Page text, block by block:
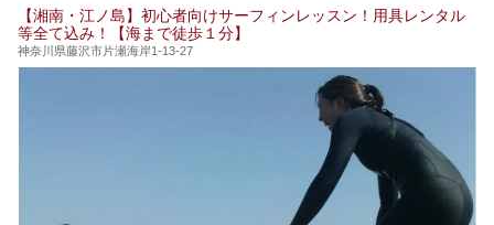
今回は日帰り温泉としての「絶景日帰り温泉 龍宮殿本館
（以下、龍宮殿本館）」と、旅館としての「箱根 芦ノ湖畔
蛸川温泉 龍宮殿（以下、龍宮殿）」の両方の魅力をたっぷ
りお伝えします！
ここは箱根神社、九頭龍神社、白龍神社、箱根元宮と箱根の
4つの神社に囲まれたパワースポットです。
提供元：株式会社西武・プリンスホテルズワールドワイド
この記事は箱根 芦ノ湖畔蛸川温泉 龍宮殿のPR記事です。
【湘南・江ノ島】初心者向けサーフィンレッスン！用具レンタル
等全て込み！【海まで徒歩１分】
神奈川県藤沢市片瀬海岸1-13-27